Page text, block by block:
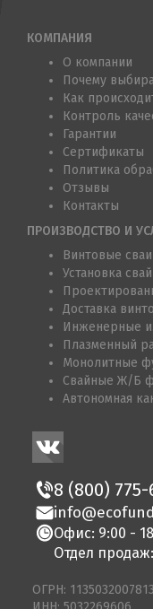
КОМПАНИЯ
О компании
Почему
Как
Контроль
Гарантии
Сертификаты
Политика
Отзывы
Контакты
ПРОИЗВОДСТВО И
Винтовые сваи
Установка
Доставка
Инженерные
Плазменный
Монолитные
Свайные Ж/Б
Автономная
8 (800) 775-
Офис: 9:00 -
Отдел
ОГРН: 1135032007813